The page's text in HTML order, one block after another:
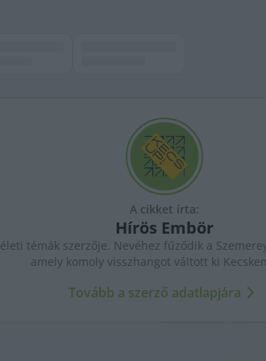
A cikket írta:
Hírös Embör
témák szerzője. Nevéhez fűződik a
amely komoly visszhangot váltott ki
Tovább a szerző adatlapjára